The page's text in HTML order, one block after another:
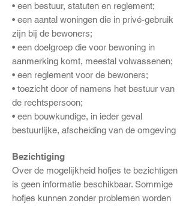
• een bestuur, statuten en reglement;
• een aantal woningen die in privé-gebruik
zijn bij de bewoners;
• een doelgroep die voor bewoning in
aanmerking komt, meestal volwassenen;
• een reglement voor de bewoners;
• toezicht door of namens het bestuur van
de rechtspersoon;
• een bouwkundige, in ieder geval
bestuurlijke, afscheiding van de omgeving
Bezichtiging
Over de mogelijkheid hofjes te bezichtigen
is geen informatie beschikbaar. Sommige
hofjes kunnen zonder problemen worden